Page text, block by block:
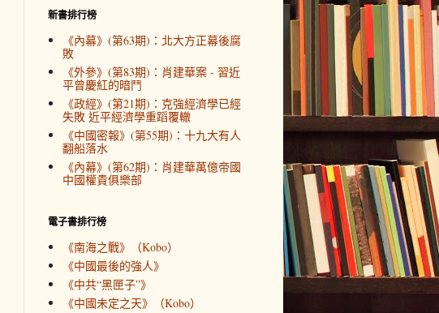
新書排行榜
《內幕》(第63期)：北大方正幕後腐
敗
《外參》(第83期)：肖建華案 - 習近
平曾慶紅的暗鬥
《政經》(第21期)：克強經濟學已經
失敗 近平經濟學重蹈覆轍
《中國密報》(第55期)：十九大有人
翻船落水
《內幕》(第62期)：肖建華萬億帝國
中國權貴俱樂部
電子書排行榜
《南海之戰》（Kobo）
《中國最後的強人》
《中共“黑匣子”》
《中國未定之天》（Kobo）